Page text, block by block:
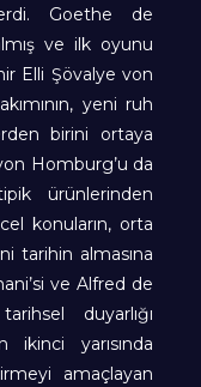
Goethe de
ve ilk oyunu
Elli Şövalye von
yeni ruh
birini ortaya
Homburg’u da
ürünlerinden
konuların, orta
tarihin almasına
ve Alfred de
duyarlığı
ikinci yarısında
amaçlayan